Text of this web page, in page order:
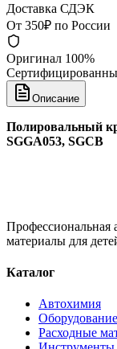
Доставка СДЭК
От 350₽ по России
Оригинал 100%
Описание
Полировальный
SGGA053, SGCB
Профессиональная
материалы для
Каталог
Автохимия
Оборудование
Расходные